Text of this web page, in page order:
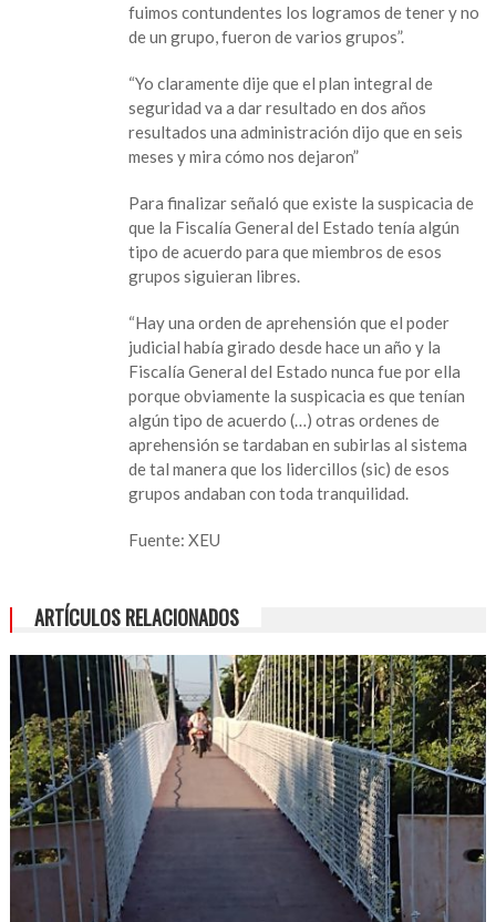
fuimos contundentes los logramos de tener y no
de un grupo, fueron de varios grupos”.
“Yo claramente dije que el plan integral de
seguridad va a dar resultado en dos años
resultados una administración dijo que en seis
meses y mira cómo nos dejaron”
Para finalizar señaló que existe la suspicacia de
que la Fiscalía General del Estado tenía algún
tipo de acuerdo para que miembros de esos
grupos siguieran libres.
“Hay una orden de aprehensión que el poder
judicial había girado desde hace un año y la
Fiscalía General del Estado nunca fue por ella
porque obviamente la suspicacia es que tenían
algún tipo de acuerdo (…) otras ordenes de
aprehensión se tardaban en subirlas al sistema
de tal manera que los lidercillos (sic) de esos
grupos andaban con toda tranquilidad.
Fuente: XEU
ARTÍCULOS RELACIONADOS